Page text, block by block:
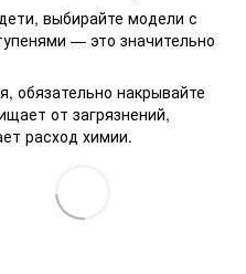
выбирайте модели с
— это значительно
обязательно накрывайте
от загрязнений,
расход химии.